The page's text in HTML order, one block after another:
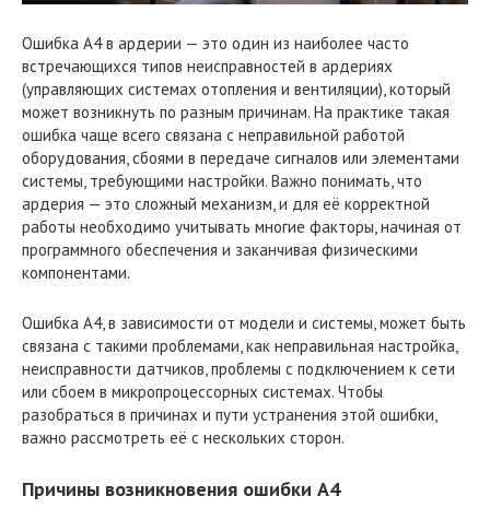
Ошибка A4 в ардерии — это один из наиболее часто
встречающихся типов неисправностей в ардериях
(управляющих системах отопления и вентиляции), который
может возникнуть по разным причинам. На практике такая
ошибка чаще всего связана с неправильной работой
оборудования, сбоями в передаче сигналов или элементами
системы, требующими настройки. Важно понимать, что
ардерия — это сложный механизм, и для её корректной
работы необходимо учитывать многие факторы, начиная от
программного обеспечения и заканчивая физическими
компонентами.
Ошибка A4, в зависимости от модели и системы, может быть
связана с такими проблемами, как неправильная настройка,
неисправности датчиков, проблемы с подключением к сети
или сбоем в микропроцессорных системах. Чтобы
разобраться в причинах и пути устранения этой ошибки,
важно рассмотреть её с нескольких сторон.
Причины возникновения ошибки A4